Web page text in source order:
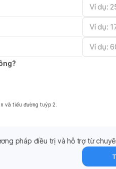
và tiểu đường tuýp 2.
pháp điều trị và hỗ trợ từ